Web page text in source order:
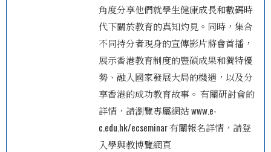
角度分享他們就學生健康成長和數碼時
代下關於教育的真知灼見。同時，集合
不同持分者現身的宣傳影片將會首播，
展示香港教育制度的豐碩成果和獨特優
勢、融入國家發展大局的機遇，以及分
享香港的成功教育故事。 有關研討會的
詳情，請瀏覽專屬網站 www.e-
c.edu.hk/ecseminar 有關報名詳情，請登
入學與教博覽網頁